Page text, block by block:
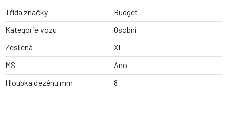
Třída značky
Budget
Kategorie vozu
Osobní
Zesílená
XL
MS
Ano
Hloubka dezénu mm
8